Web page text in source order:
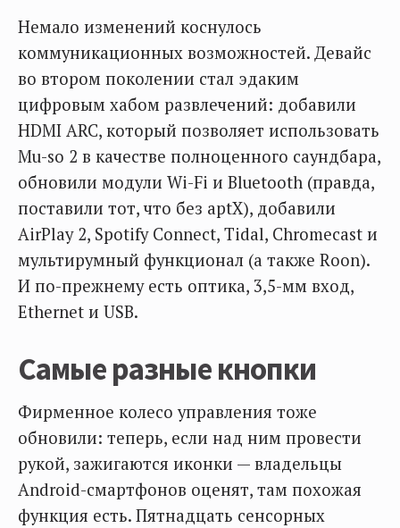
Немало изменений коснулось
коммуникационных возможностей. Девайс
во втором поколении стал эдаким
цифровым хабом развлечений: добавили
HDMI ARC, который позволяет использовать
Mu-so 2 в качестве полноценного саундбара,
обновили модули Wi-Fi и Bluetooth (правда,
поставили тот, что без aptX), добавили
AirPlay 2, Spotify Connect, Tidal, Chromecast и
мультирумный функционал (а также Roon).
И по-прежнему есть оптика, 3,5-мм вход,
Ethernet и USB.
Самые разные кнопки
Фирменное колесо управления тоже
обновили: теперь, если над ним провести
рукой, зажигаются иконки — владельцы
Android-смартфонов оценят, там похожая
функция есть. Пятнадцать сенсорных